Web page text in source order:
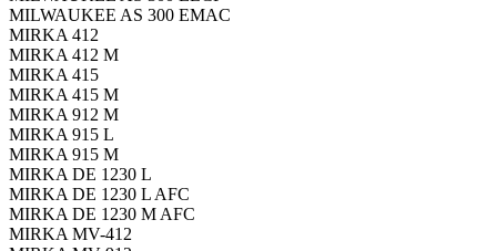
MILWAUKEE AS 300 EMAC
MIRKA 412
MIRKA 412 M
MIRKA 415
MIRKA 415 M
MIRKA 912 M
MIRKA 915 L
MIRKA 915 M
MIRKA DE 1230 L
MIRKA DE 1230 L AFC
MIRKA DE 1230 M AFC
MIRKA MV-412